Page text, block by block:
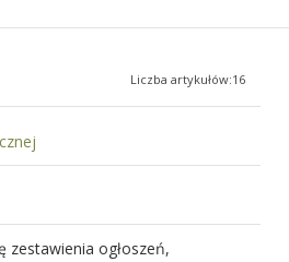
Liczba artykułów:16
zestawienia ogłoszeń,